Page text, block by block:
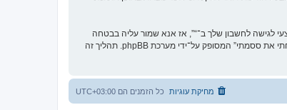
לחשבון שלך ב־“”, אז אנא שמור עליה בבטחה
ותחת שום מצב שבו מישהו הקשור ל־“”, phpBB או כל צד שלישי אחר, יבקש את ססמתך בדרך לא חוקית. אם תשכח את הססמה לחשבון שלך, תוכל להשתמש במאפיין “שכחתי את ססמתי” המסופק על־ידי מערכת phpBB. תהליך זה
כל הזמנים הם UTC+03:00 מחיקת עוגיות